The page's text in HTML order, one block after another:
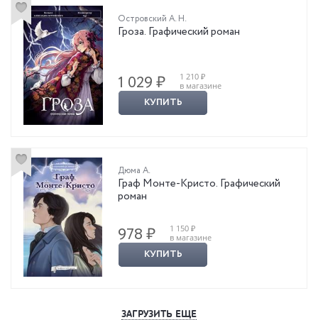
Островский А. Н.
Гроза. Графический роман
1 029 ₽
1 210 ₽
в магазине
КУПИТЬ
Дюма А.
Граф Монте-Кристо. Графический
роман
978 ₽
1 150 ₽
в магазине
КУПИТЬ
ЗАГРУЗИТЬ ЕЩЕ